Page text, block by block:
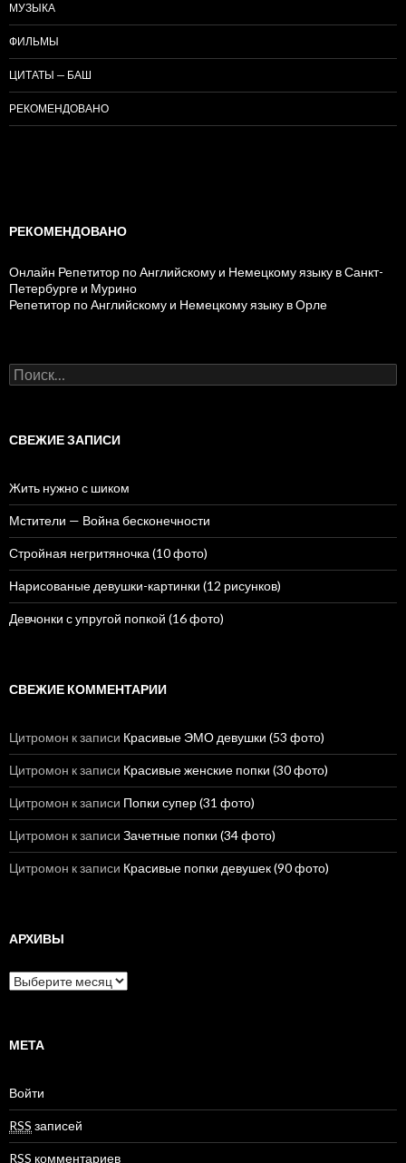
МУЗЫКА
ФИЛЬМЫ
ЦИТАТЫ — БАШ
РЕКОМЕНДОВАНО
РЕКОМЕНДОВАНО
Онлайн Репетитор по Английскому и Немецкому языку в Санкт-
Петербурге и Мурино
Репетитор по Английскому и Немецкому языку в Орле
Н
а
и
СВЕЖИЕ ЗАПИСИ
Жить нужно с шиком
Мстители — Война бесконечности
Стройная негритяночка (10 фото)
Нарисованые девушки-картинки (12 рисунков)
Девчонки с упругой попкой (16 фото)
СВЕЖИЕ КОММЕНТАРИИ
Цитромон к записи Красивые ЭМО девушки (53 фото)
Цитромон к записи Красивые женские попки (30 фото)
Цитромон к записи Попки супер (31 фото)
Цитромон к записи Зачетные попки (34 фото)
Цитромон к записи Красивые попки девушек (90 фото)
АРХИВЫ
А
в
МЕТА
Войти
RSS записей
RSS комментариев